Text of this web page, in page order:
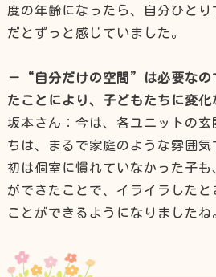
度の年齢になったら、自分ひと
だとずっと感じていました。
－“自分だけの空間”は必要なの
たことにより、子どもたちに変化
坂本さん：今は、各ユニットの玄
ちは、まるで家庭のような雰囲
初は個室に慣れていなかった子も
ができたことで、イライラした
ことができるようになりましたね